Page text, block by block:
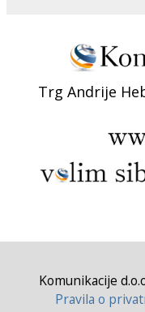
Trg Andrije
Komunikacije
Pravila o